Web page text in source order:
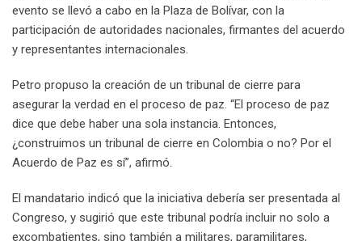
evento se llevó a cabo en la Plaza de Bolívar, con la
participación de autoridades nacionales, firmantes del acuerdo
y representantes internacionales.
Petro propuso la creación de un tribunal de cierre para
asegurar la verdad en el proceso de paz. “El proceso de paz
dice que debe haber una sola instancia. Entonces,
¿construimos un tribunal de cierre en Colombia o no? Por el
Acuerdo de Paz es sí”, afirmó.
El mandatario indicó que la iniciativa debería ser presentada al
Congreso, y sugirió que este tribunal podría incluir no solo a
excombatientes, sino también a militares, paramilitares,